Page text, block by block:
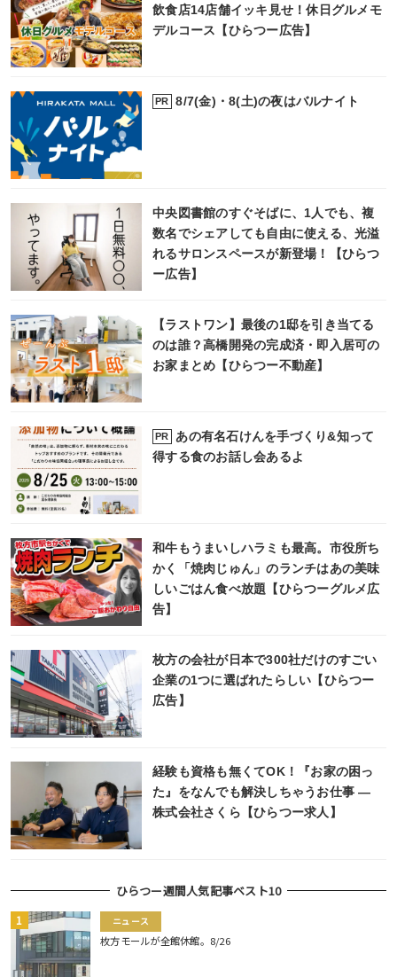
飲食店14店舗イッキ見せ！休日グルメモ
デルコース【ひらつー広告】
PR 8/7(金)・8(土)の夜はバルナイト
中央図書館のすぐそばに、1人でも、複
数名でシェアしても自由に使える、光溢
れるサロンスペースが新登場！【ひらつ
ー広告】
【ラストワン】最後の1邸を引き当てる
のは誰？高橋開発の完成済・即入居可の
お家まとめ【ひらつー不動産】
PR
あの有名石けんを手づくり&知って
得する食のお話し会あるよ
和牛もうまいしハラミも最高。市役所ち
かく「焼肉じゅん」のランチはあの美味
しいごはん食べ放題【ひらつーグルメ広
告】
枚方の会社が日本で300社だけのすごい
企業の1つに選ばれたらしい【ひらつー
広告】
経験も資格も無くてOK！『お家の困っ
た』をなんでも解決しちゃうお仕事 ―
株式会社さくら【ひらつー求人】
ひらつー週間人気記事ベスト10
ニュース
枚方モールが全館休館。8/26